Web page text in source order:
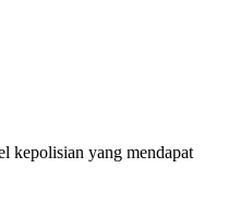
kepolisian yang mendapat